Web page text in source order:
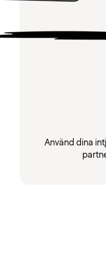
Använd dina